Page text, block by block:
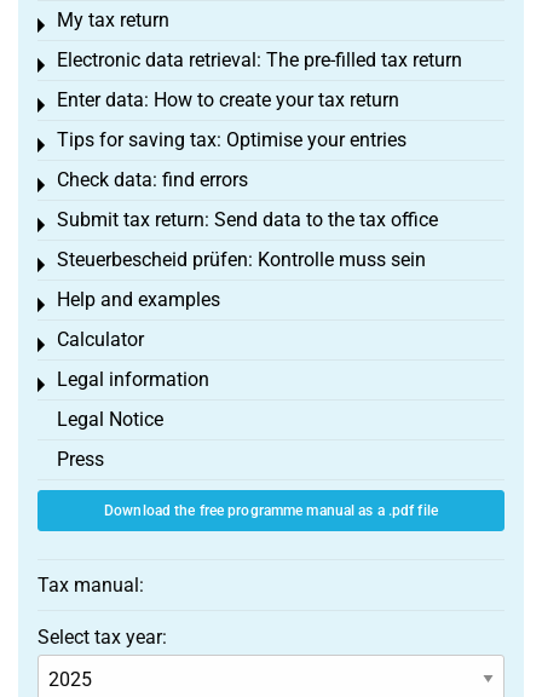
My tax return
Toggle menu
Electronic data retrieval: The pre-filled tax return
Toggle menu
Enter data: How to create your tax return
Toggle menu
Tips for saving tax: Optimise your entries
Toggle menu
Check data: find errors
Toggle menu
Submit tax return: Send data to the tax office
Toggle menu
Steuerbescheid prüfen: Kontrolle muss sein
Toggle menu
Help and examples
Toggle menu
Calculator
Toggle menu
Legal information
Toggle menu
Legal Notice
Press
Download the free programme manual as a .pdf file
Tax manual:
Select tax year: